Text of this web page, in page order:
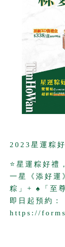
2023星運粽
⭐星運粽好禮
一星《添好運
粽」+ ♠「至
即日起預約：
https://